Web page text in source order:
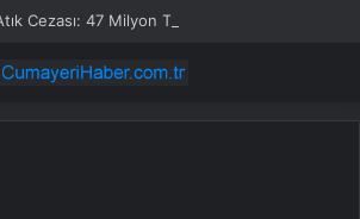
Cezası: 47 Milyon TL